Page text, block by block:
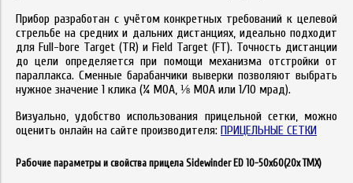
Прибор разработан с учётом конкретных требований к целевой
стрельбе на средних и дальних дистанциях, идеально подходит
для Full-bore Target (TR) и Field Target (FT). Точность дистанции
до цели определяется при помощи механизма отстройки от
параллакса. Сменные барабанчики выверки позволяют выбрать
нужное значение 1 клика (¼ MOA, ⅛ MOA или 1/10 мрад).
Визуально, удобствоиспользования прицельной сетки, можно
оценить онлайн на сайте производителя: ПРИЦЕЛЬНЫЕ СЕТКИ
Рабочие параметры и свойства прицела Sidewinder ED 10-50x60(20x TMX)